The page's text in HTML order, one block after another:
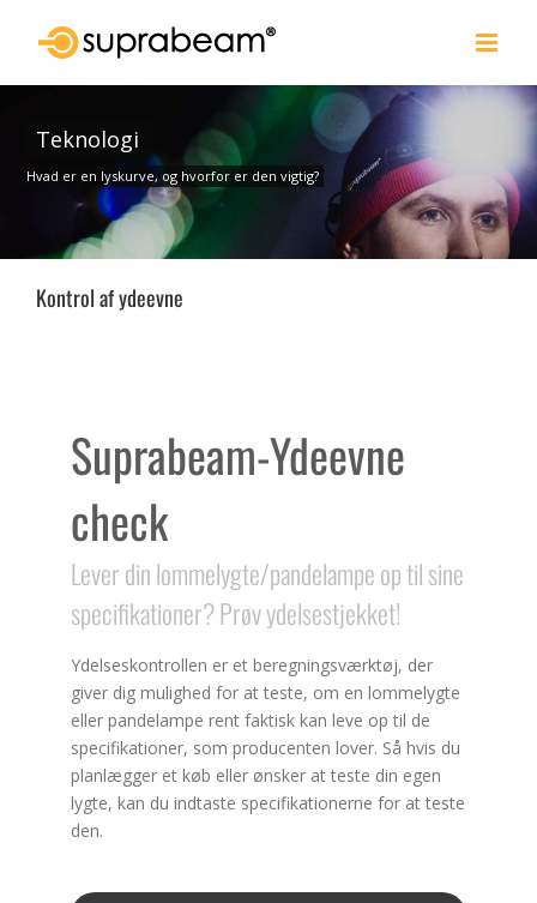
Teknologi
Hvad er en lyskurve, og hvorfor er den vigtig?
Kontrol af ydeevne
Suprabeam-Ydeevne
check
Lever din lommelygte/pandelampe op til sine
specifikationer? Prøv ydelsestjekket!
Ydelseskontrollen er et beregningsværktøj, der
giver dig mulighed for at teste, om en lommelygte
eller pandelampe rent faktisk kan leve op til de
specifikationer, som producenten lover. Så hvis du
planlægger et køb eller ønsker at teste din egen
lygte, kan du indtaste specifikationerne for at teste
den.